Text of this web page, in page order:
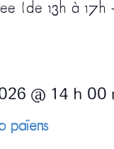
(de 13h à 17h
@ 14 h 00
païens